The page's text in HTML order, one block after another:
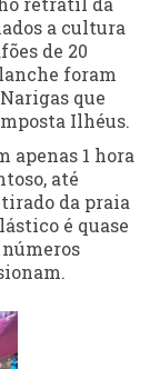
a cultura
de 20
foram
que
Ilhéus.
apenas 1 hora
até
da praia
é quase